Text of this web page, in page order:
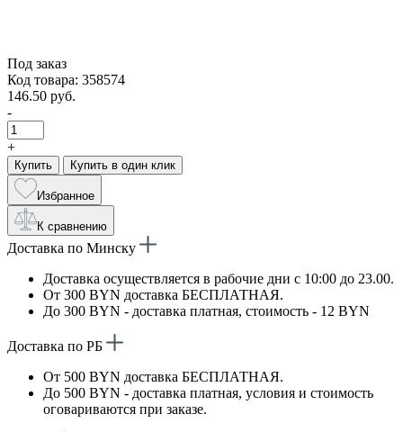
Под заказ
Код товара: 358574
146.50 руб.
-
+
Купить Купить в один клик
Избранное
К сравнению
Доставка по Минску
Доставка осуществляется в рабочие дни с 10:00 до 23.00.
От 300 BYN доставка БЕСПЛАТНАЯ.
До 300 BYN - доставка платная, стоимость - 12 BYN
Доставка по РБ
От 500 BYN доставка БЕСПЛАТНАЯ.
До 500 BYN - доставка платная, условия и стоимость
оговариваются при заказе.